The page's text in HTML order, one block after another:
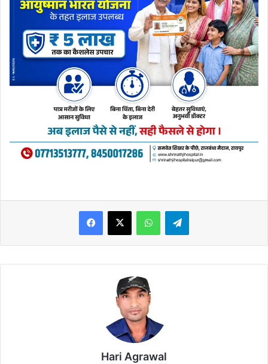
WhatsAppTelegram
Hari Agrawal